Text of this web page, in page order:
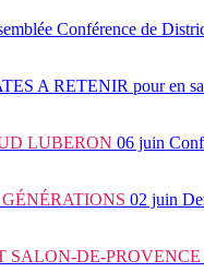
Conférence de
A RETENIR pour en
LUBERON 06 juin
02 juin
SALON-DE-PROVENCE